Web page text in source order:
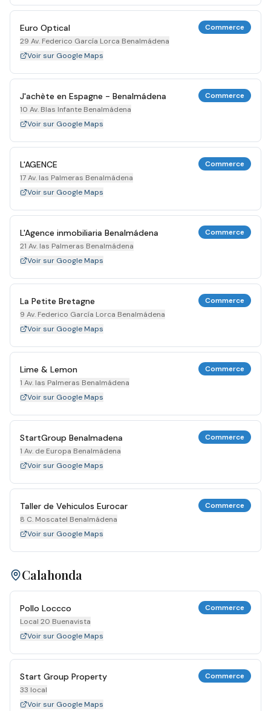
Euro Optical
29 Av. Federico García Lorca Benalmádena
Commerce
Voir sur Google Maps
J'achète en Espagne - Benalmádena
10 Av. Blas Infante Benalmádena
Commerce
Voir sur Google Maps
L'AGENCE
17 Av. las Palmeras Benalmádena
Commerce
Voir sur Google Maps
L'Agence inmobiliaria Benalmádena
21 Av. las Palmeras Benalmádena
Commerce
Voir sur Google Maps
La Petite Bretagne
9 Av. Federico García Lorca Benalmádena
Commerce
Voir sur Google Maps
Lime & Lemon
1 Av. las Palmeras Benalmádena
Commerce
Voir sur Google Maps
StartGroup Benalmadena
1 Av. de Europa Benalmádena
Commerce
Voir sur Google Maps
Taller de Vehiculos Eurocar
8 C. Moscatel Benalmádena
Commerce
Voir sur Google Maps
Calahonda
Pollo Loccco
Local 20 Buenavista
Commerce
Voir sur Google Maps
Start Group Property
33 local
Commerce
Voir sur Google Maps